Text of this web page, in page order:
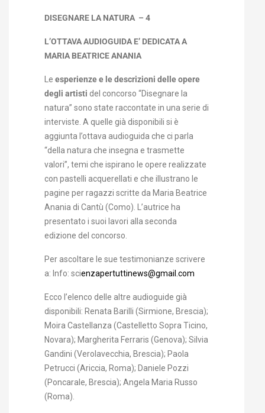
DISEGNARE LA NATURA – 4
L’OTTAVA AUDIOGUIDA E’ DEDICATA A
MARIA BEATRICE ANANIA
Le esperienze e le descrizioni delle opere
degli artisti del concorso “Disegnare la
natura” sono state raccontate in una serie di
interviste. A quelle già disponibili si è
aggiunta l’ottava audioguida che ci parla
“della natura che insegna e trasmette
valori”, temi che ispirano le opere realizzate
con pastelli acquerellati e che illustrano le
pagine per ragazzi scritte da Maria Beatrice
Anania di Cantù (Como). L’autrice ha
presentato i suoi lavori alla seconda
edizione del concorso.
Per ascoltare le sue testimonianze scrivere
a: Info: scienzapertuttinews@gmail.com
Ecco l’elenco delle altre audioguide già
disponibili: Renata Barilli (Sirmione, Brescia);
Moira Castellanza (Castelletto Sopra Ticino,
Novara); Margherita Ferraris (Genova); Silvia
Gandini (Verolavecchia, Brescia); Paola
Petrucci (Ariccia, Roma); Daniele Pozzi
(Poncarale, Brescia); Angela Maria Russo
(Roma).